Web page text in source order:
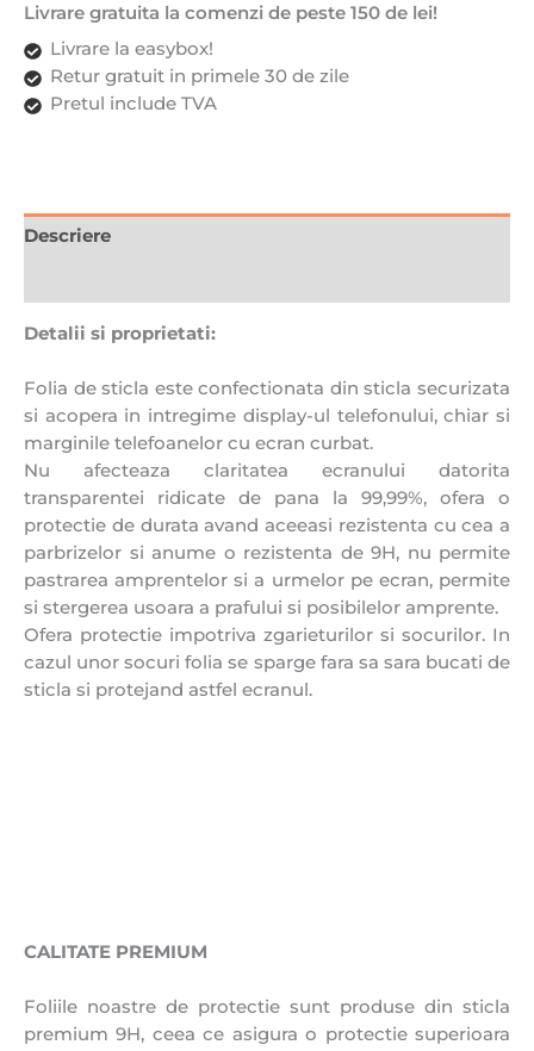
Livrare gratuita la comenzi de peste 150 de lei!
Livrare la easybox!
Retur gratuit in primele 30 de zile
Pretul include TVA
Descriere
Detalii si proprietati:
Folia de sticla este confectionata din sticla securizata
si acopera in intregime display-ul telefonului, chiar si
marginile telefoanelor cu ecran curbat.
Nu afecteaza claritatea ecranului datorita
transparentei ridicate de pana la 99,99%, ofera o
protectie de durata avand aceeasi rezistenta cu cea a
parbrizelor si anume o rezistenta de 9H, nu permite
pastrarea amprentelor si a urmelor pe ecran, permite
si stergerea usoara a prafului si posibilelor amprente.
Ofera protectie impotriva zgarieturilor si socurilor. In
cazul unor socuri folia se sparge fara sa sara bucati de
sticla si protejand astfel ecranul.
CALITATE PREMIUM
Foliile noastre de protectie sunt produse din sticla
premium 9H, ceea ce asigura o protectie superioara